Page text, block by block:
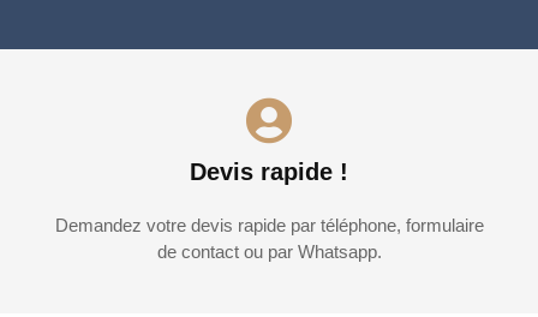
Devis rapide !
Demandez votre devis rapide par téléphone, formulaire
de contact ou par Whatsapp.